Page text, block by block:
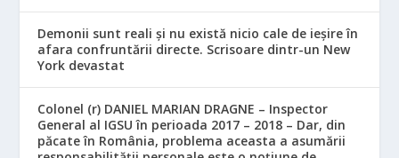
Demonii sunt reali și nu există nicio cale de ieșire în
afara confruntării directe. Scrisoare dintr-un New
York devastat
Colonel (r) DANIEL MARIAN DRAGNE – Inspector
General al IGSU în perioada 2017 – 2018 – Dar, din
păcate în România, problema aceasta a asumării